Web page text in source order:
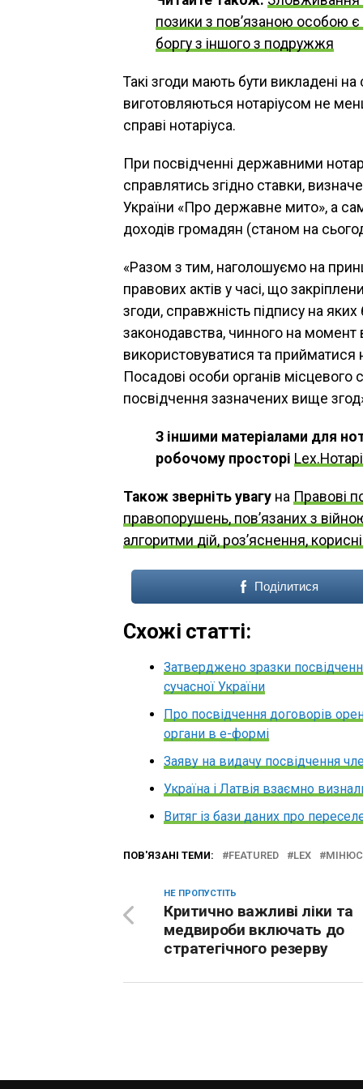
позики з пов’язаною особою
боргу з іншого з подружжя
Такі згоди мають бути викладені
виготовляються нотаріусом не
справі нотаріуса.
При посвідченні державними
справлятись згідно ставки,
України «Про державне мито», а
доходів громадян (станом на
«Разом з тим, наголошуємо на
правових актів у часі, що
згоди, справжність підпису на
законодавства, чинного на момент
використовуватися та прийматися
Посадові особи органів
посвідчення зазначених вище
З іншими матеріалами для
робочому просторі
Також зверніть увагу на Правові
правопорушень, пов’язаних з
алгоритми дій, роз’яснення,
Поділитися
Схожі статті:
Затверджено зразки
сучасної України
Про посвідчення договорів
органи в е-формі
Заяву на видачу посвідчення
Україна і Латвія взаємно
Витяг із бази даних про
ПОВ'ЯЗАНІ ТЕМИ: FEATURED LEX
НЕ ПРОПУСТІТЬ
Критично важливі ліки та
медвироби включать до
стратегічного резерву